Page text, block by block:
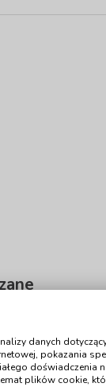
-
danych
pokazania
doświadczenia
plików cookie,